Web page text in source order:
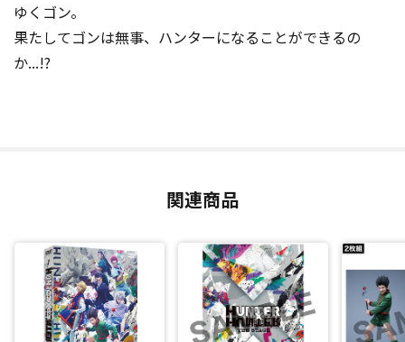
ゆくゴン。
果たしてゴンは無事、ハンターになることができるの
か...!?
関連商品